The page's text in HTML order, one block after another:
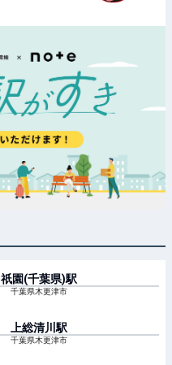
祇園(千葉県)駅
千葉県木更津市
上総清川 駅
千葉県木更津市